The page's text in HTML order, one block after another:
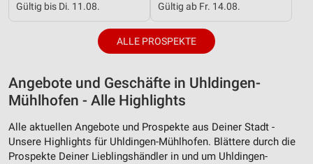
Gültig bis Di. 11.08. Gültig ab Fr. 14.08.
ALLE PROSPEKTE
Angebote und Geschäfte in Uhldingen-
Mühlhofen - Alle Highlights
Alle aktuellen Angebote und Prospekte aus Deiner Stadt -
Unsere Highlights für Uhldingen-Mühlhofen. Blättere durch die
Prospekte Deiner Lieblingshändler in und um Uhldingen-